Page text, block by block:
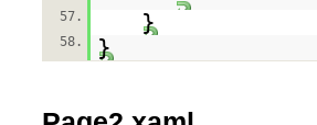
57.
}
58. }